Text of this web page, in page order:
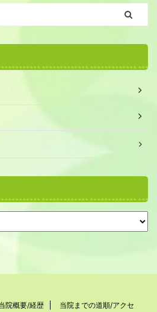
院概要/経歴
当院までの道順/アクセ